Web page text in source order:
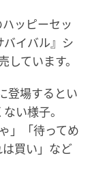
ッピーセッ
バイバル』シ
ています。
登場するとい
い様子。
」「待ってめ
買い」など